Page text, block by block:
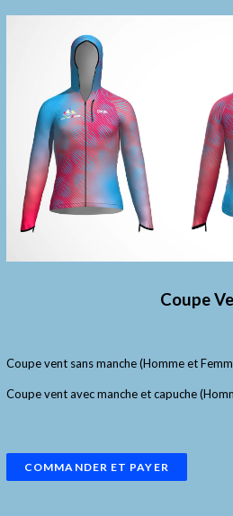
Coupe
Coupe vent sans manche (Homme et
Coupe vent avec manche et capuche
COMMANDER ET PAYER